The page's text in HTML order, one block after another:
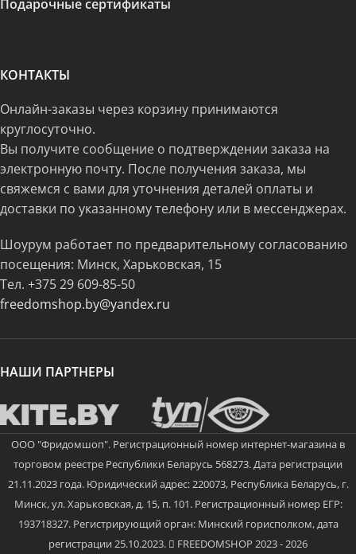
Подарочные сертификаты
КОНТАКТЫ
Онлайн-заказы через корзину принимаются
круглосуточно.
Вы получите сообщение о подтверждении заказа на
электронную почту. После получения заказа, мы
свяжемся с вами для уточнения деталей оплаты и
доставки по указанному телефону или в мессенджерах.
Шоурум работает по предварительному согласованию
посещения: Минск, Харьковская, 15
Тел. +375 29 609-85-50
freedomshop.by@yandex.ru
НАШИ ПАРТНЕРЫ
ООО "Фридомшоп". Регистрационный номер интернет-магазина в
торговом реестре Республики Беларусь 568273. Дата регистрации
21.11.2023 года. Юридический адрес: 220073, Республика Беларусь, г.
Минск, ул. Харьковская, д. 15, п. 101. Регистрационный номер ЕГР:
193718327. Регистрирующий орган: Минский горисполком, дата
регистрации 25.10.2023.
FREEDOMSHOP 2023 - 2026